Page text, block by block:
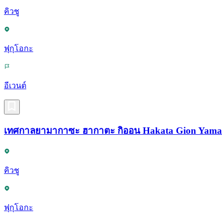
คิวชู
ฟุกุโอกะ
อีเวนต์
เทศกาลยามากาซะ ฮากาตะ กิออน Hakata Gion
คิวชู
ฟุกุโอกะ